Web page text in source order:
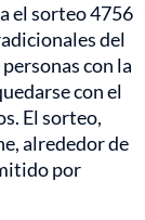
el sorteo 4756
del
con la
con el
El sorteo,
alrededor de
por